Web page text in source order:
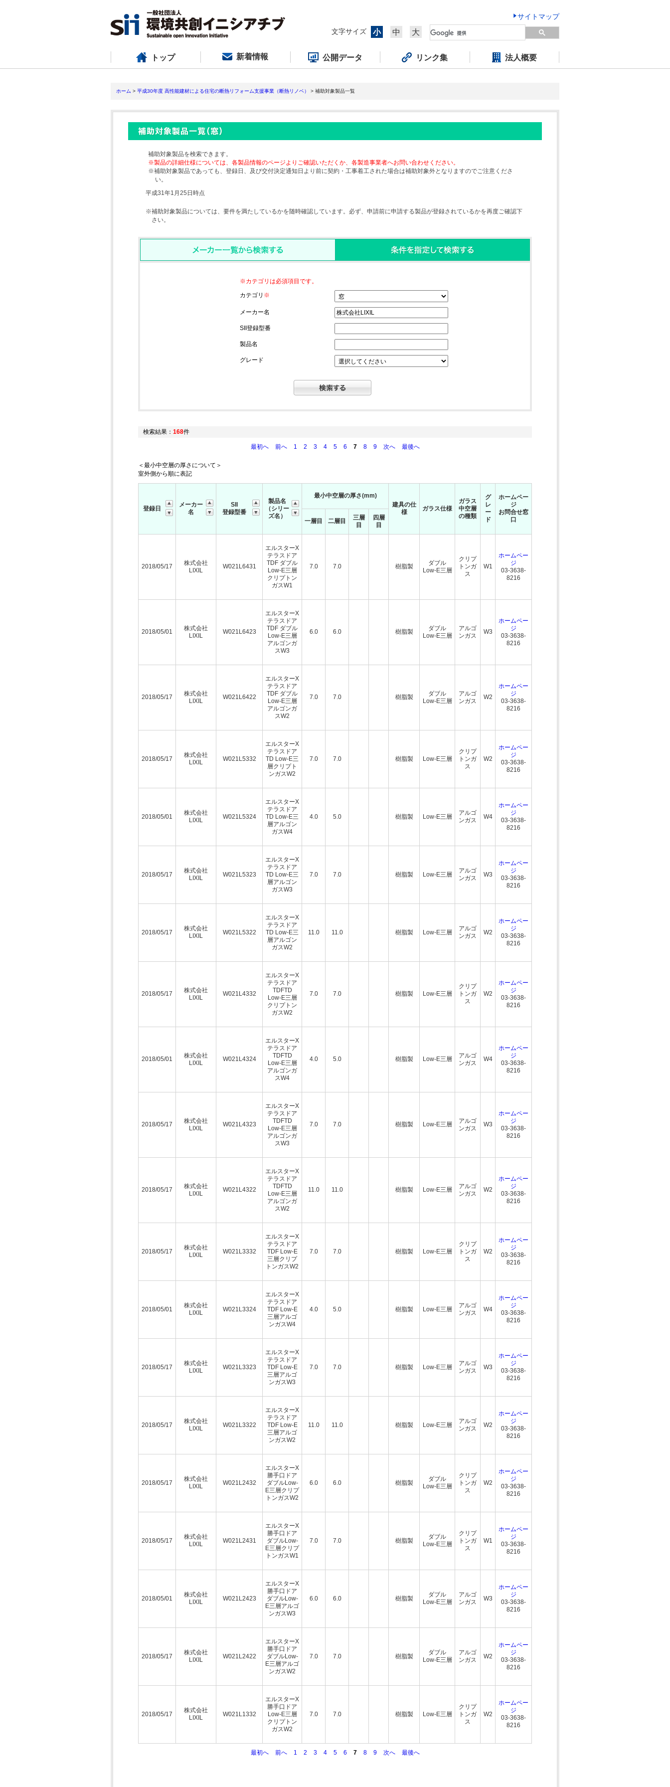
サイトマップ
文字サイズ
小 中 大
トップ 新着情報 公開データ リンク集 法人概要
ホーム > 平成30年度 高性能建材による住宅の断熱リフォーム支援事業（断熱リノベ） > 補助対象製品一覧
補助対象製品を検索できます。
※製品の詳細仕様については、各製品情報のページよりご確認いただくか、各製造事業者へお問い合わせください。
※補助対象製品であっても、登録日、及び交付決定通知日より前に契約・工事着工された場合は補助対象外となりますのでご注意くださ
い。
平成31年1月25日時点
※補助対象製品については、要件を満たしているかを随時確認しています。必ず、申請前に申請する製品が登録されているかを再度ご確認下
さい。
※カテゴリは必須項目です。
カテゴリ ※
メーカー名
SII登録型番
製品名
グレード
検索結果： 168件
最初へ 前へ 1 2 3 4 5 6 7 8 9 次へ 最後へ
＜最小中空層の厚さについて＞
室外側から順に表記
登録日
メーカー
名
SII
登録型番
製品名
（シリー
ズ名）
最小中空層の厚さ(mm)
建具の仕
様
ガラス仕様
ガラス
中空層
の種類
グ
レ
ー
ド
ホームペー
ジ
お問合せ窓
口
一層目 二層目
三層
目
四層
目
2018/05/17
株式会社
LIXIL
W021L6431
エルスターX
テラスドア
TDF ダブル
Low-E三層
クリプトン
ガスW1
7.0 7.0 樹脂製
ダブル
Low-E三層
クリプ
トンガ
ス
W1
ホームペー
ジ
03-3638-
8216
2018/05/01
株式会社
LIXIL
W021L6423
エルスターX
テラスドア
TDF ダブル
Low-E三層
アルゴンガ
スW3
6.0 6.0 樹脂製
ダブル
Low-E三層
アルゴ
ンガス
W3
ホームペー
ジ
03-3638-
8216
2018/05/17
株式会社
LIXIL
W021L6422
エルスターX
テラスドア
TDF ダブル
Low-E三層
アルゴンガ
スW2
7.0 7.0 樹脂製
ダブル
Low-E三層
アルゴ
ンガス
W2
ホームペー
ジ
03-3638-
8216
2018/05/17
株式会社
LIXIL
W021L5332
エルスターX
テラスドア
TD Low-E三
層クリプト
ンガスW2
7.0 7.0 樹脂製 Low-E三層
クリプ
トンガ
ス
W2
ホームペー
ジ
03-3638-
8216
2018/05/01
株式会社
LIXIL
W021L5324
エルスターX
テラスドア
TD Low-E三
層アルゴン
ガスW4
4.0 5.0 樹脂製 Low-E三層
アルゴ
ンガス
W4
ホームペー
ジ
03-3638-
8216
2018/05/17
株式会社
LIXIL
W021L5323
エルスターX
テラスドア
TD Low-E三
層アルゴン
ガスW3
7.0 7.0 樹脂製 Low-E三層
アルゴ
ンガス
W3
ホームペー
ジ
03-3638-
8216
2018/05/17
株式会社
LIXIL
W021L5322
エルスターX
テラスドア
TD Low-E三
層アルゴン
ガスW2
11.0 11.0 樹脂製 Low-E三層
アルゴ
ンガス
W2
ホームペー
ジ
03-3638-
8216
2018/05/17
株式会社
LIXIL
W021L4332
エルスターX
テラスドア
TDFTD
Low-E三層
クリプトン
ガスW2
7.0 7.0 樹脂製 Low-E三層
クリプ
トンガ
ス
W2
ホームペー
ジ
03-3638-
8216
2018/05/01
株式会社
LIXIL
W021L4324
エルスターX
テラスドア
TDFTD
Low-E三層
アルゴンガ
スW4
4.0 5.0 樹脂製 Low-E三層
アルゴ
ンガス
W4
ホームペー
ジ
03-3638-
8216
2018/05/17
株式会社
LIXIL
W021L4323
エルスターX
テラスドア
TDFTD
Low-E三層
アルゴンガ
スW3
7.0 7.0 樹脂製 Low-E三層
アルゴ
ンガス
W3
ホームペー
ジ
03-3638-
8216
2018/05/17
株式会社
LIXIL
W021L4322
エルスターX
テラスドア
TDFTD
Low-E三層
アルゴンガ
スW2
11.0 11.0 樹脂製 Low-E三層
アルゴ
ンガス
W2
ホームペー
ジ
03-3638-
8216
2018/05/17
株式会社
LIXIL
W021L3332
エルスターX
テラスドア
TDF Low-E
三層クリプ
トンガスW2
7.0 7.0 樹脂製 Low-E三層
クリプ
トンガ
ス
W2
ホームペー
ジ
03-3638-
8216
2018/05/01
株式会社
LIXIL
W021L3324
エルスターX
テラスドア
TDF Low-E
三層アルゴ
ンガスW4
4.0 5.0 樹脂製 Low-E三層
アルゴ
ンガス
W4
ホームペー
ジ
03-3638-
8216
2018/05/17
株式会社
LIXIL
W021L3323
エルスターX
テラスドア
TDF Low-E
三層アルゴ
ンガスW3
7.0 7.0 樹脂製 Low-E三層
アルゴ
ンガス
W3
ホームペー
ジ
03-3638-
8216
2018/05/17
株式会社
LIXIL
W021L3322
エルスターX
テラスドア
TDF Low-E
三層アルゴ
ンガスW2
11.0 11.0 樹脂製 Low-E三層
アルゴ
ンガス
W2
ホームペー
ジ
03-3638-
8216
2018/05/17
株式会社
LIXIL
W021L2432
エルスターX
勝手口ドア
ダブルLow-
E三層クリプ
トンガスW2
6.0 6.0 樹脂製
ダブル
Low-E三層
クリプ
トンガ
ス
W2
ホームペー
ジ
03-3638-
8216
2018/05/17
株式会社
LIXIL
W021L2431
エルスターX
勝手口ドア
ダブルLow-
E三層クリプ
トンガスW1
7.0 7.0 樹脂製
ダブル
Low-E三層
クリプ
トンガ
ス
W1
ホームペー
ジ
03-3638-
8216
2018/05/01
株式会社
LIXIL
W021L2423
エルスターX
勝手口ドア
ダブルLow-
E三層アルゴ
ンガスW3
6.0 6.0 樹脂製
ダブル
Low-E三層
アルゴ
ンガス
W3
ホームペー
ジ
03-3638-
8216
2018/05/17
株式会社
LIXIL
W021L2422
エルスターX
勝手口ドア
ダブルLow-
E三層アルゴ
ンガスW2
7.0 7.0 樹脂製
ダブル
Low-E三層
アルゴ
ンガス
W2
ホームペー
ジ
03-3638-
8216
2018/05/17
株式会社
LIXIL
W021L1332
エルスターX
勝手口ドア
Low-E三層
クリプトン
ガスW2
7.0 7.0 樹脂製 Low-E三層
クリプ
トンガ
ス
W2
ホームペー
ジ
03-3638-
8216
最初へ 前へ 1 2 3 4 5 6 7 8 9 次へ 最後へ